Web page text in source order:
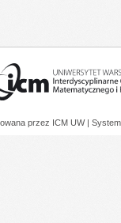
przez ICM UW |